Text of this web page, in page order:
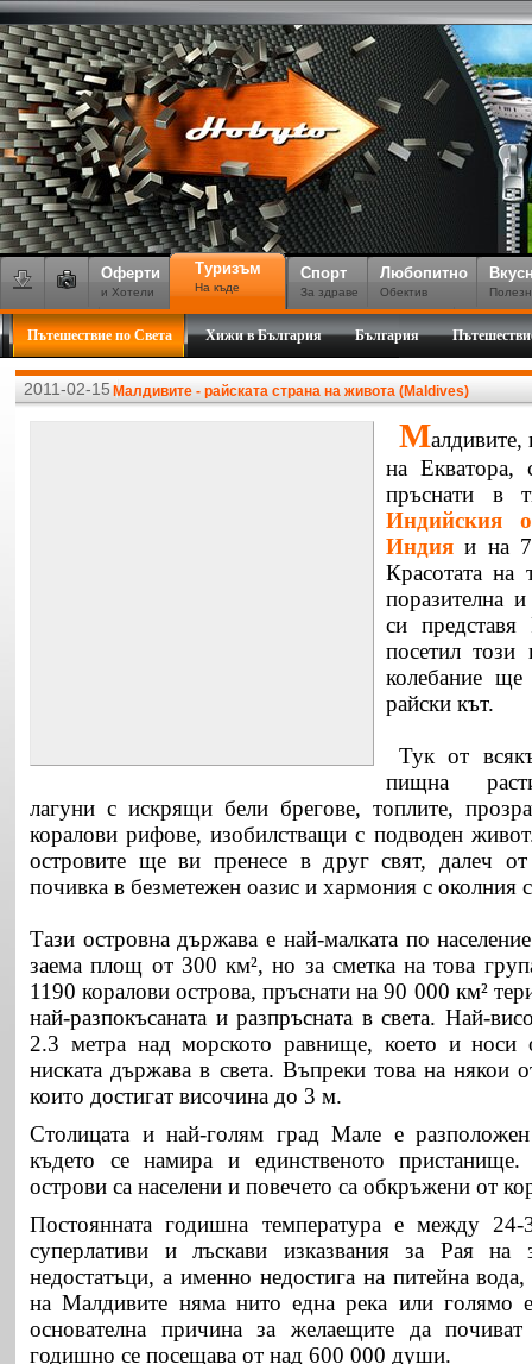
Оферти
и Хотели
Туризъм
На къде
Спорт
За здраве
Любопитно
Обектив
Пътешествие по Света Хижи в България България
2011-02-15 Малдивите - райската страна на живота (Maldives)
Малдивите,
на Екватора,
пръснати в
Индийския
Индия и на
Красотата на
поразителна
си
посетил този
колебание
райски кът.
Тук от
пищна
лагуни с искрящи бели брегове, топлите,
коралови рифове, изобилстващи с подводен
островите ще ви пренесе в друг свят, далеч от
почивка в безметежен оазис и хармония с околния
Тази островнадържава е най-малката по
заема площ от 300 км², но за сметка на това
1190 коралови острова, пръснати на 90 000 км²
най-разпокъсаната и разпръсната в света. Най-
2.3 метра над морското равнище, което и
ниската държава в света. Въпреки това на някои
които достигат височина до 3 м.
Столицата и най-голям град Мале е
където се намира и единственото
острови са населени и повечето са обкръжени от
Постоянната годишна температура е между
суперлативи и лъскави изказвания за Рая
недостатъци, а именно недостига на питейна
на Малдивите няма нито една река или голямо
основателна причина за желаещите да
годишно се посещава от над 600 000 души.